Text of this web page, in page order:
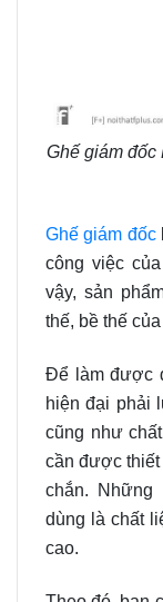
Ghế giám đốc
Ghế giám đốc
công việc
vậy, sản
thế, bề thế
Để làm được
hiện đại phải
cũng như
cần được thiết
chắn.
dùng là chất
cao.